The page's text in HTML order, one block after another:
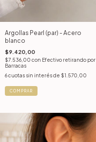
Argollas Pearl (par) - Acero
blanco
$9.420,00
$7.536,00 con Efectivo retirando por
Barracas
6cuotas sin interés de $1.570,00
COMPRAR